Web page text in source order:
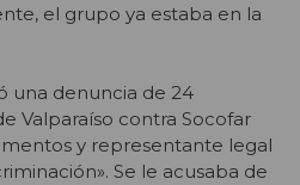
el grupo ya estaba en la
una denuncia de 24
Valparaíso contra Socofar
y representante legal
Se le acusaba de